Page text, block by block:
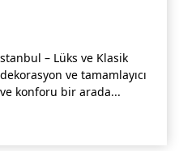
Mağazaları
İmalatçıları
Firmaları
İmalatçıları
– Lüks ve Klasik
konforu bir arada...